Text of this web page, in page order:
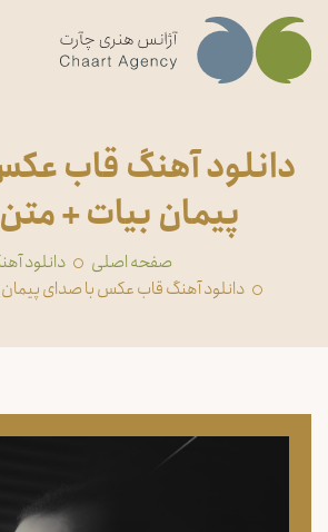
دانلود آهنگ قاب
پیمان بیات +
صفحه اصلی
دانلود
دانلود آهنگ قاب عکس با صدای